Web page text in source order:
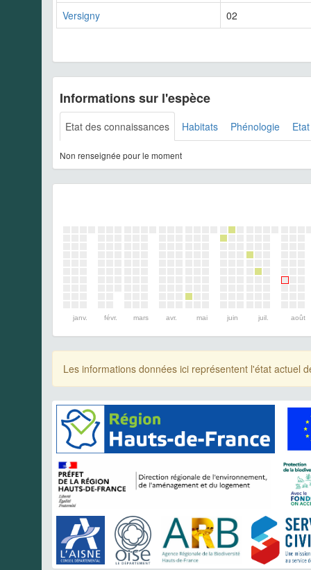
Versigny
02
Informations sur l'espèce
Etat des connaissances Habitats Phénologie
Non renseignée pour le moment
janv. févr. mars avr. mai juin juil. août
Les informations données ici représentent l'état actuel